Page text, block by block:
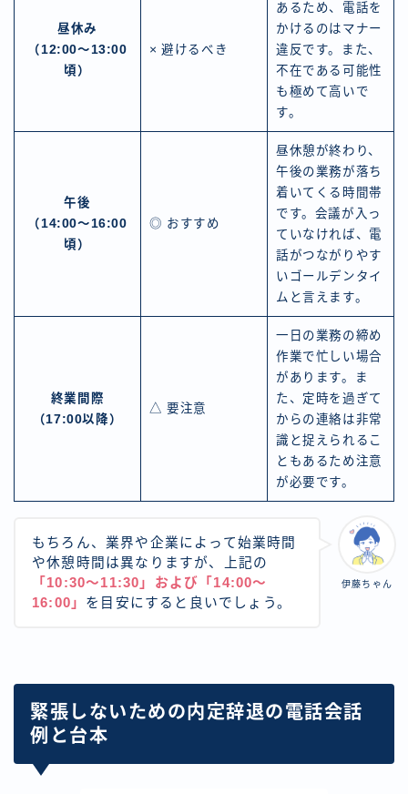
昼休み
（12:00～13:00
頃）
× 避けるべき
あるため、電話を
かけるのはマナー
違反です。また、
不在である可能性
も極めて高いで
す。
午後
（14:00～16:00
頃）
◎ おすすめ
昼休憩が終わり、
午後の業務が落ち
着いてくる時間帯
です。会議が入っ
ていなければ、電
話がつながりやす
いゴールデンタイ
ムと言えます。
終業間際
（17:00以降）
△ 要注意
一日の業務の締め
作業で忙しい場合
があります。ま
た、定時を過ぎて
からの連絡は非常
識と捉えられるこ
ともあるため注意
が必要です。
伊藤ちゃん
もちろん、業界や企業によって始業時間
や休憩時間は異なりますが、上記の
「10:30～11:30」および「14:00～
16:00」 を目安にすると良いでしょう。
緊張しないための内定辞退の電話会話
例と台本